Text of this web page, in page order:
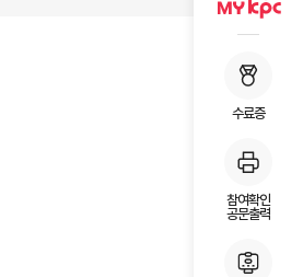
수료증
참여확인
공문출력